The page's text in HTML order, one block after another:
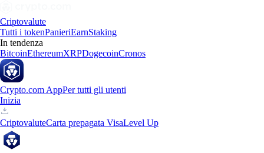
Criptovalute
Tutti i tokenPanieriEarnStaking
In tendenza
BitcoinEthereumXRPDogecoinCronos
Crypto.com AppPer tutti gli utenti
Inizia
CriptovaluteCarta prepagata VisaLevel Up